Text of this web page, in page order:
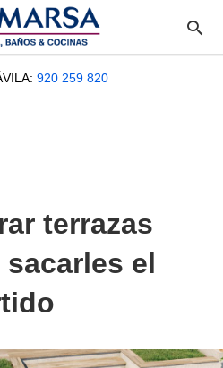
920 259 820
terrazas
el